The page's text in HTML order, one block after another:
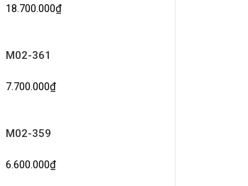
18.700.000₫
M02-361
7.700.000₫
M02-359
6.600.000₫